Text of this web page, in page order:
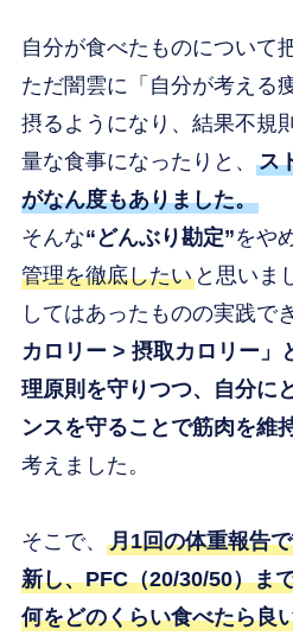
自分が食べたものについて
ただ闇雲に「自分が考える
摂るようになり、結果不規
量な食事になったりと、 ス
がなん度もありました。
そんな“どんぶり勘定”をや
管理を徹底したいと思いま
してはあったものの実践で
カロリー > 摂取カロリー」
理原則を守りつつ、自分に
ンスを守ることで筋肉を維
考えました。
そこで、 月1回の体重報告
新し、PFC（20/30/50）ま
何をどのくらい食べたら良